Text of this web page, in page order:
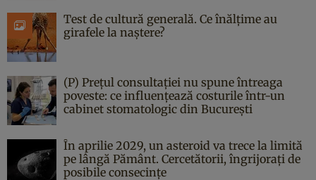
Test de cultură generală. Ce înălțime au
girafele la naștere?
(P) Prețul consultației nu spune întreaga
poveste: ce influențează costurile într-un
cabinet stomatologic din București
În aprilie 2029, un asteroid va trece la limită
pe lângă Pământ. Cercetătorii, îngrijorați de
posibile consecințe